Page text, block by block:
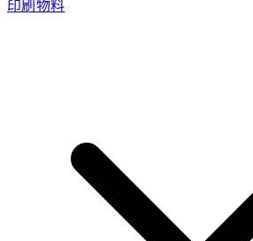
印刷物料